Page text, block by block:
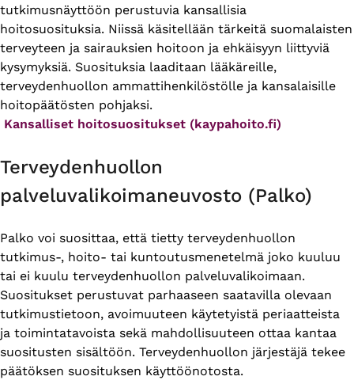
tutkimusnäyttöön perustuvia kansallisia
hoitosuosituksia. Niissä käsitellään tärkeitä suomalaisten
terveyteen ja sairauksien hoitoon ja ehkäisyyn liittyviä
kysymyksiä. Suosituksia laaditaan lääkäreille,
terveydenhuollon ammattihenkilöstölle ja kansalaisille
hoitopäätösten pohjaksi.
Kansalliset hoitosuositukset (kaypahoito.fi)
Terveydenhuollon
palveluvalikoimaneuvosto (Palko)
Palko voi suosittaa, että tietty terveydenhuollon
tutkimus-, hoito- tai kuntoutusmenetelmä joko kuuluu
tai ei kuulu terveydenhuollon palveluvalikoimaan.
Suositukset perustuvat parhaaseen saatavilla olevaan
tutkimustietoon, avoimuuteen käytetyistä periaatteista
ja toimintatavoista sekä mahdollisuuteen ottaa kantaa
suositusten sisältöön. Terveydenhuollon järjestäjä tekee
päätöksen suosituksen käyttöönotosta.